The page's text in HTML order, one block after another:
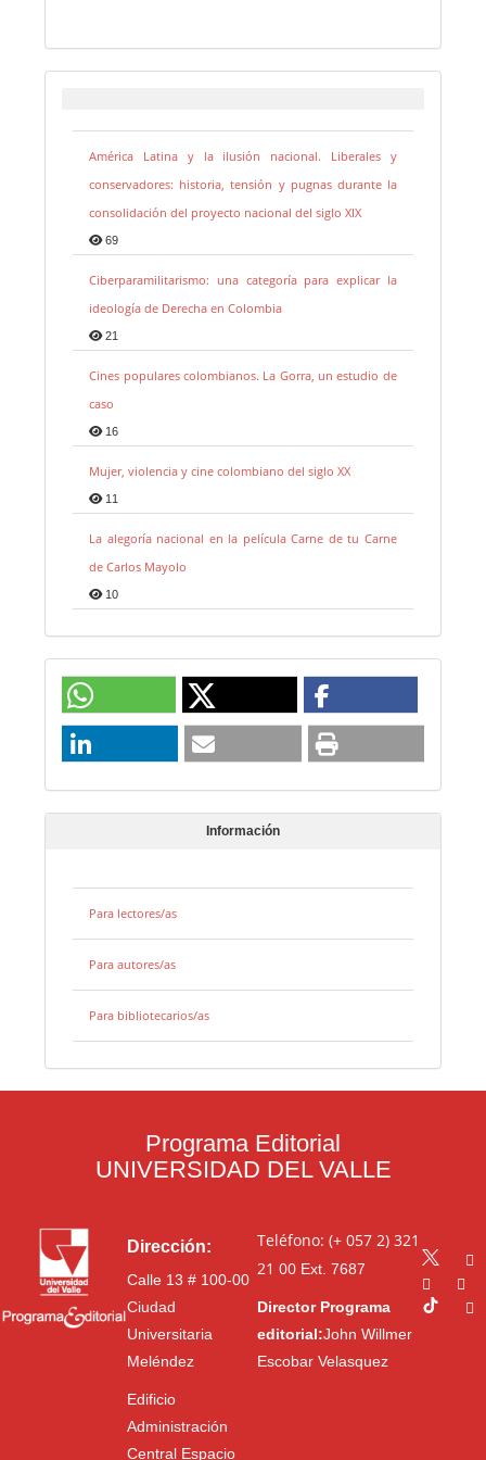
América Latina y la ilusión nacional. Liberales y
conservadores: historia, tensión y pugnas durante la
consolidación del proyecto nacional del siglo XIX
69
Ciberparamilitarismo: una categoría para explicar la
ideología de Derecha en Colombia
21
Cines populares colombianos. La Gorra, un estudio de
caso
16
Mujer, violencia y cine colombiano del siglo XX
11
La alegoría nacional en la película Carne de tu Carne
de Carlos Mayolo
10
Información
Para lectores/as
Para autores/as
Para bibliotecarios/as
Programa Editorial
UNIVERSIDAD DEL VALLE
Dirección:
Calle 13 # 100-00
Ciudad
Universitaria
Meléndez
Edificio
Administración
Central Espacio
Teléfono: (+ 057 2) 321
21 00Ext. 7687
Director Programa
editorial:John Willmer
Escobar Velasquez